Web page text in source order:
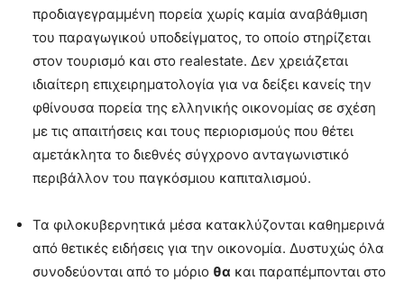
προδιαγεγραμμένη πορεία χωρίς καμία αναβάθμιση
του παραγωγικού υποδείγματος, το οποίο στηρίζεται
στον τουρισμό και στο realestate. Δεν χρειάζεται
ιδιαίτερη επιχειρηματολογία για να δείξει κανείς την
φθίνουσα πορεία της ελληνικής οικονομίας σε σχέση
με τις απαιτήσεις και τους περιορισμούς που θέτει
αμετάκλητα το διεθνές σύγχρονο ανταγωνιστικό
περιβάλλον του παγκόσμιου καπιταλισμού.
Τα φιλοκυβερνητικά μέσα κατακλύζονται καθημερινά
από θετικές ειδήσεις για την οικονομία. Δυστυχώς όλα
συνοδεύονται από το μόριο θα και παραπέμπονται στο